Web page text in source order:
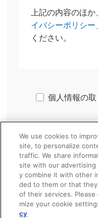
上記の内容のほ
イバシーポリシー
ください。
個人情報の
We use cookies to
site, to personalize
traffic. We share
site with our advertising
y combine it with other
ded to them or that
of their services.
mize your cookie
cy